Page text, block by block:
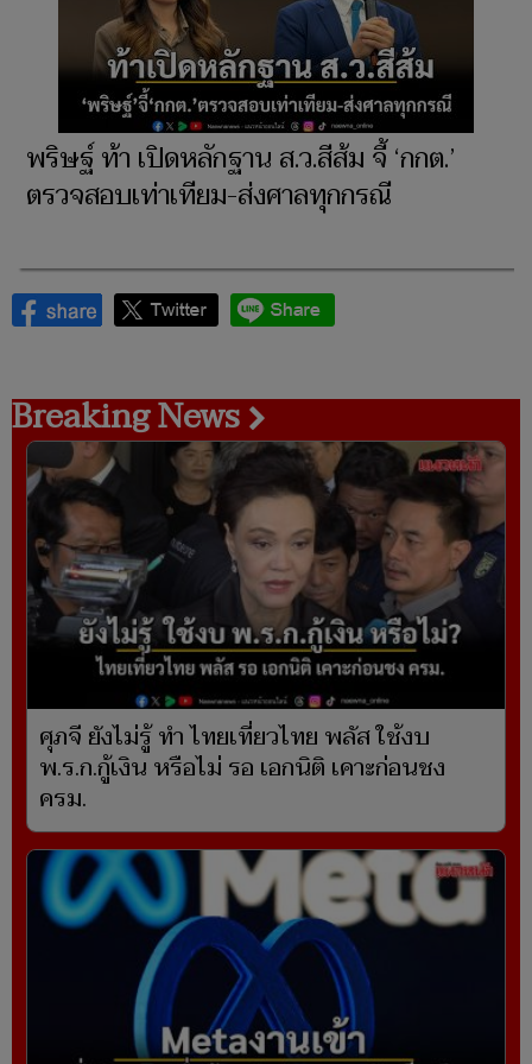
พริษฐ์ ท้า เปิดหลักฐาน ส.ว.สีส้ม จี้ ‘กกต.’
ตรวจสอบเท่าเทียม-ส่งศาลทุกกรณี
Breaking News
ศุภจี ยังไม่รู้ ทำ ไทยเที่ยวไทย พลัส ใช้งบ
พ.ร.ก.กู้เงิน หรือไม่ รอ เอกนิติ เคาะก่อนชง
ครม.